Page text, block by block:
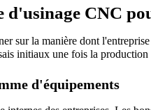
CNC
sur la manière dont
initiaux une fois la production
d'équipements